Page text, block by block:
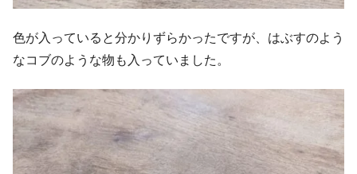
色が入っていると分かりずらかったですが、はぶすのよう
なコブのような物も入っていました。